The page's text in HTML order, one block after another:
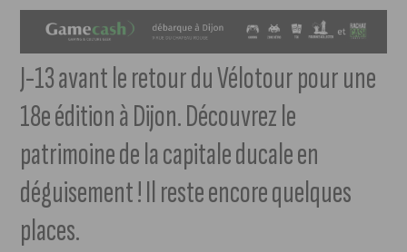
J-13 avant le retour du Vélotour pour une
18e édition à Dijon. Découvrez le
patrimoine de la capitale ducale en
déguisement ! Il reste encore quelques
places.